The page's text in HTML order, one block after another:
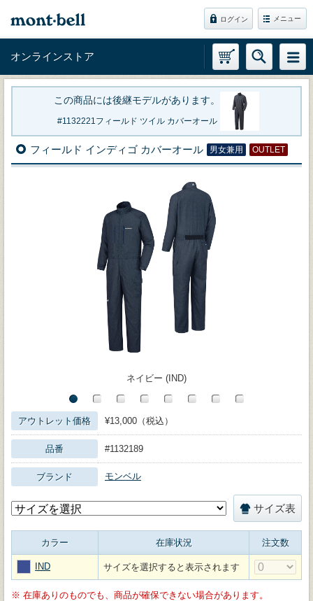
ログイン メニュー
オンラインストア
この商品には後継モデルがあります。
1132221フィールド ツイル カバーオール
フィールド インディゴ カバーオール 男女兼用 OUTLET
ネイビー (IND)
アウトレット価格 ¥13,000（税込）
品番 #1132189
ブランド モンベル
サイズ表
カラー 在庫状況 注文数
IND サイズを選択すると表示されます
※ 在庫ありのものでも、商品が確保できない場合があります。